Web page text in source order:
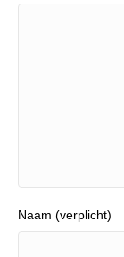
Naam (verplicht)